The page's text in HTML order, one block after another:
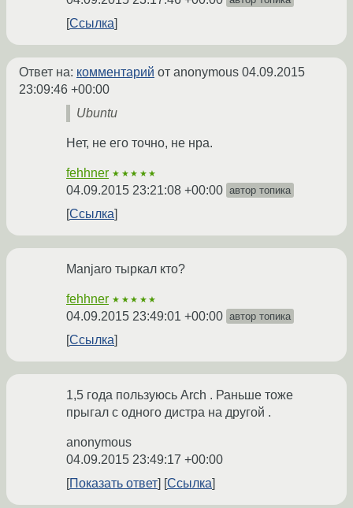
Ссылка
Ответ на: комментарий от anonymous 04.09.2015
23:09:46 +00:00
Ubuntu
Нет, не его точно, не нра.
fehhner ★★★★★
04.09.2015 23:21:08 +00:00 автор топика
Ссылка
Manjaro тыркал кто?
fehhner ★★★★★
04.09.2015 23:49:01 +00:00 автор топика
Ссылка
1,5 года пользуюсь Arch . Раньше тоже
прыгал с одного дистра на другой .
anonymous
04.09.2015 23:49:17 +00:00
Показать ответ
Ссылка